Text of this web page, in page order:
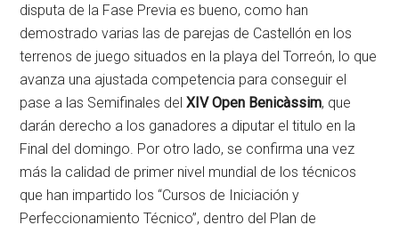
disputa de la Fase Previa es bueno, como han
demostrado varias las de parejas de Castellón en los
terrenos de juego situados en la playa del Torreón, lo que
avanza una ajustada competencia para conseguir el
pase a las Semifinales delXIV Open Benicàssim, que
darán derecho a los ganadores a diputar el titulo en la
Final del domingo. Por otro lado, se confirma una vez
más la calidad de primer nivel mundial de los técnicos
que han impartido los “Cursos de Iniciación y
Perfeccionamiento Técnico”, dentro del Plan de